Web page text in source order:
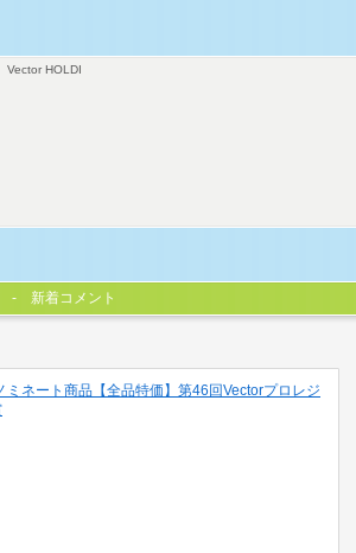
Vector HOLDI
新着コメント